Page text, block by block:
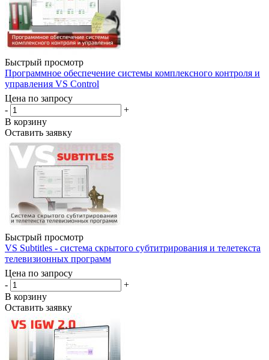
Быстрый просмотр
Программное обеспечение системы комплексного контроля и
управления VS Control
Цена по запросу
-
+
В корзину
Оставить заявку
Быстрый просмотр
VS Subtitles - система скрытого субтитрирования и телетекста
телевизионных программ
Цена по запросу
-
+
В корзину
Оставить заявку